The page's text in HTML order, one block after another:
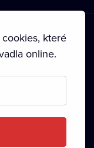
• Zásady používání
které
online.